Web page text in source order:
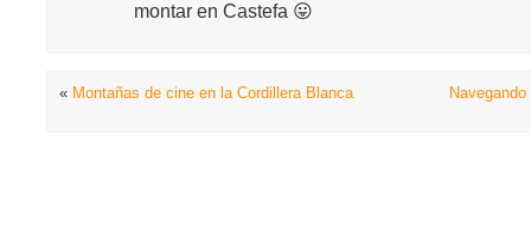
montar en Castefa 😛
« Montañas de cine en la Cordillera Blanca